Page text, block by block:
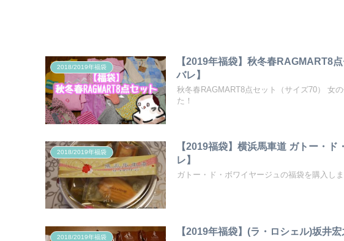
2018/2019年福袋
【2019年福袋】秋冬春RAGMART8
バレ】
秋冬春RAGMART8点セット（サイズ70） 女
た！
2018/2019年福袋
【2019福袋】横浜馬車道 ガトー・
レ】
ガトー・ド・ボワイヤージュの福袋を購入し
2018/2019年福袋
【2019年福袋】(ラ・ロシェル)坂井